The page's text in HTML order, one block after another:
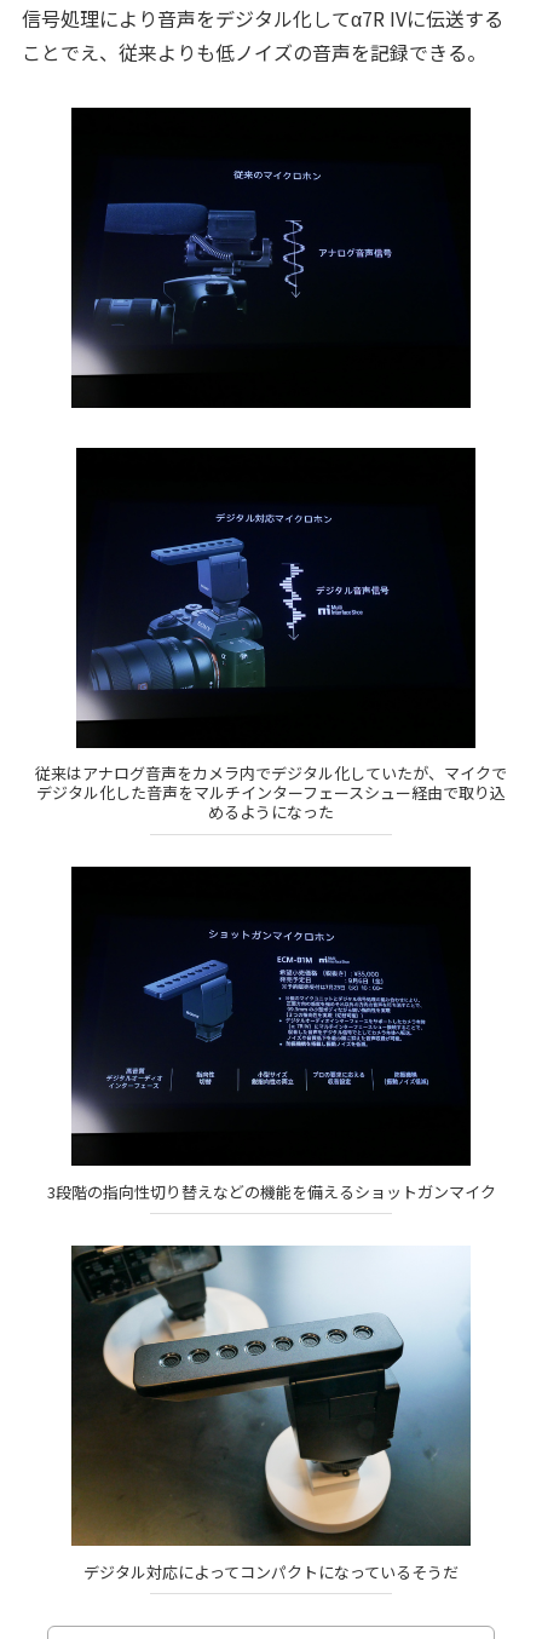
信号処理により音声をデジタル化してα7R IVに伝送する
ことでえ、従来よりも低ノイズの音声を記録できる。
従来はアナログ音声をカメラ内でデジタル化していたが、マイクで
デジタル化した音声をマルチインターフェースシュー経由で取り込
めるようになった
3段階の指向性切り替えなどの機能を備えるショットガンマイク
デジタル対応によってコンパクトになっているそうだ